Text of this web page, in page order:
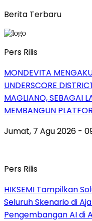
Berita Terbaru
Pers Rilis
MONDEVITA
UNDERSCORE
MAGLIANO, SEBAGAI
MEMBANGUN
Jumat, 7 Agu 2026 -
Pers Rilis
HIKSEMI Tampilkan
Seluruh Skenario di
Pengembangan AI di